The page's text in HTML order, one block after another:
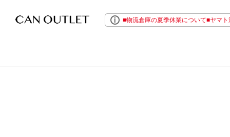
■物流倉庫の夏季休業について■ヤマ